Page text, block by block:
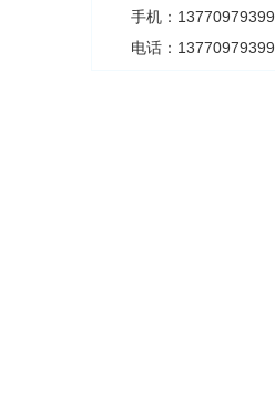
手机：13770979399
电话：13770979399